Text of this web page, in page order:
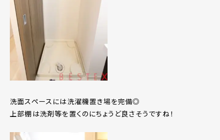
洗面スペースには洗濯機置き場を完備◎
上部棚は洗剤等を置くのにちょうど良さそうですね！